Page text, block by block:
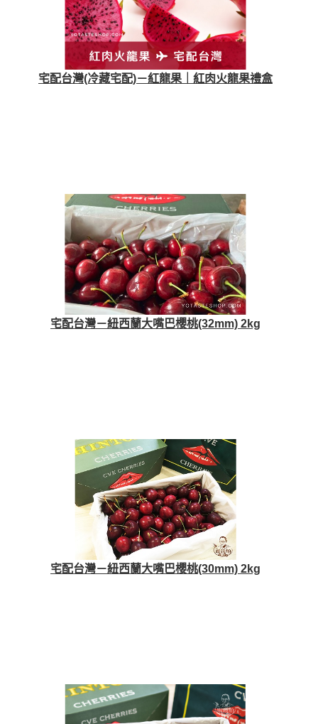
宅配台灣(冷藏宅配)－紅龍果｜紅肉火龍果禮盒
宅配台灣－紐西蘭大嘴巴櫻桃(32mm) 2kg
宅配台灣－紐西蘭大嘴巴櫻桃(30mm) 2kg